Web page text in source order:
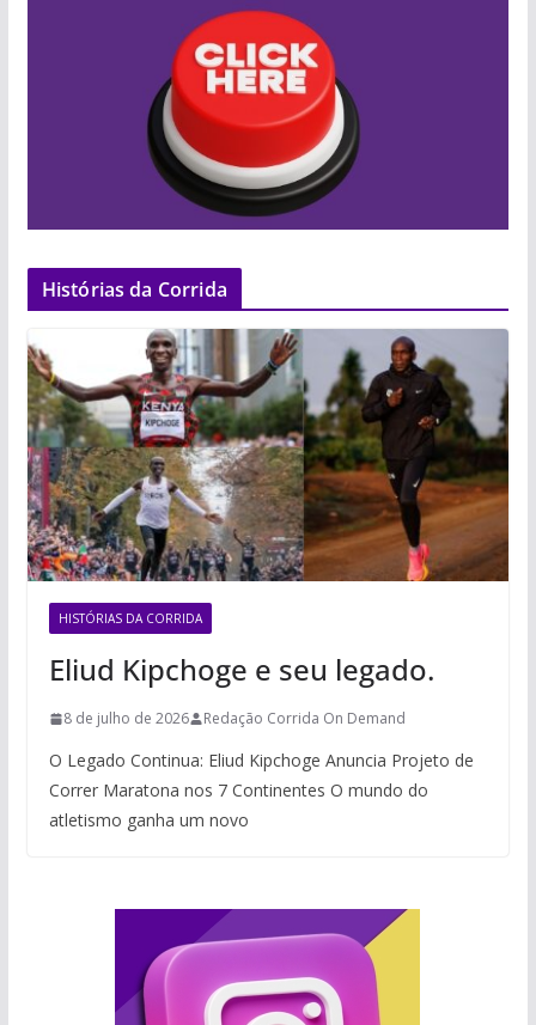
Histórias da Corrida
HISTÓRIAS DA CORRIDA
Eliud Kipchoge e seu legado.
8 de julho de 2026 Redação Corrida On Demand
O Legado Continua: Eliud Kipchoge Anuncia Projeto de
Correr Maratona nos 7 Continentes O mundo do
atletismo ganha um novo